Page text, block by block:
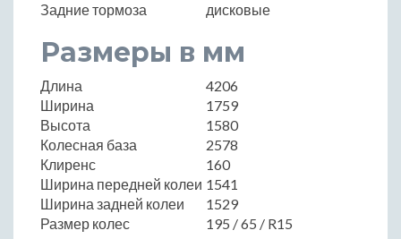
Задние тормоза
дисковые
Размеры в мм
Длина
4206
Ширина
1759
Высота
1580
Колесная база
2578
Клиренс
160
Ширина передней колеи 1541
Ширина задней колеи
1529
Размер колес
195 / 65 / R15